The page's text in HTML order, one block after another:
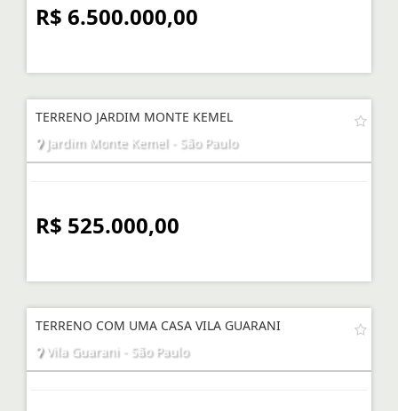
R$ 6.500.000,00
TERRENO JARDIM MONTE KEMEL
Jardim Monte Kemel - São Paulo
R$ 525.000,00
TERRENO COM UMA CASA VILA GUARANI
Vila Guarani - São Paulo